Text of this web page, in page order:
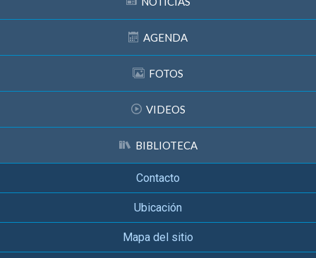
AGENDA
FOTOS
VIDEOS
BIBLIOTECA
Contacto
Ubicación
Mapa del sitio